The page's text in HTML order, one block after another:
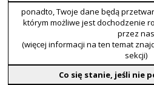
ponadto, Twoje dane będą
którym możliwe jest dochodzenie
przez nas
(więcej informacji na ten temat
sekcji)
Co się stanie, jeśli nie